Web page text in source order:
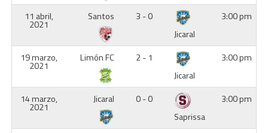
11 abril,
2021
Santos
3 - 0
Jicaral
3:00 pm
19 marzo,
2021
Limón FC
2 - 1
Jicaral
3:00 pm
14 marzo,
2021
Jicaral
0 - 0
Saprissa
3:00 pm